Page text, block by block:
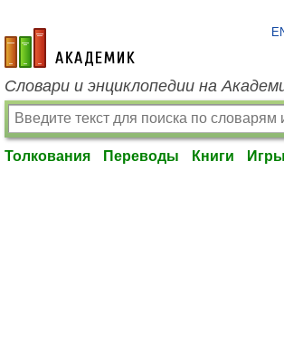
academic.ru
Словари и энциклопедии на
Толкования Переводы Книги